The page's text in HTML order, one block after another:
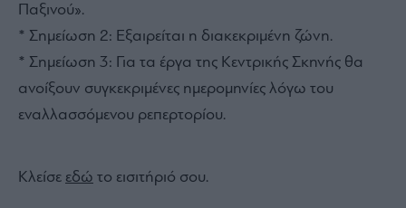
Παξινού».
* Σημείωση 2: Εξαιρείται η διακεκριμένη ζώνη.
* Σημείωση 3: Για τα έργα της Κεντρικής Σκηνής θα
ανοίξουν συγκεκριμένες ημερομηνίες λόγω του
εναλλασσόμενου ρεπερτορίου.
Κλείσε εδώ το εισιτήριό σου.